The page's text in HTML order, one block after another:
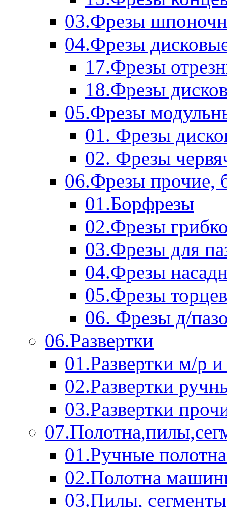
03.Фрезы
04.Фрезы
17.Фрезы
18.Фрезы
05.Фрезы
01. Фрезы
02. Фрезы
06.Фрезы прочие,
01.Борфрезы
02.Фрезы
03.Фрезы для
04.Фрезы
05.Фрезы
06. Фрезы д/
06.Развертки
01.Развертки м/р
02.Развертки
03.Развертки
01.Ручные
02.Полотна
03.Пилы, сегменты